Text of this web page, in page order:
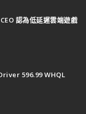
認為低延遲雲端遊戲
596.99 WHQL